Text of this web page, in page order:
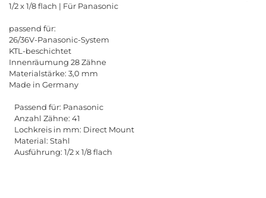
1/2 x 1/8 flach | Für Panasonic
passend für:
26/36V-Panasonic-System
KTL-beschichtet
Innenräumung 28 Zähne
Materialstärke: 3,0 mm
Made in Germany
Passend für: Panasonic
Anzahl Zähne: 41
Lochkreis in mm: Direct Mount
Material: Stahl
Ausführung: 1/2 x 1/8 flach